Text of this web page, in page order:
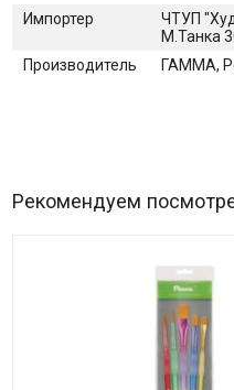
Импортер
ЧТУП
М.Танка
Производитель
ГАММА,
Рекомендуем